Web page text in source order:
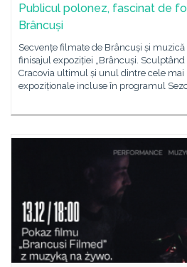
Publicul polonez, fascinat de
Brâncuși
Secvențe filmate de Brâncuși și
finisajul expoziției „Brâncuși.
Cracovia ultimul și unul dintre cele
expoziționale incluse în programul